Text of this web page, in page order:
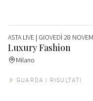
ASTA LIVE | GIOVEDÌ 28
Luxury Fashion
Milano
GUARDA I RISULTATI